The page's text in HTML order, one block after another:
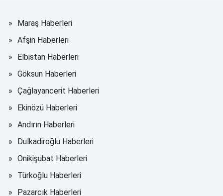
Maraş Haberleri
Afşin Haberleri
Elbistan Haberleri
Göksun Haberleri
Çağlayancerit Haberleri
Ekinözü Haberleri
Andırın Haberleri
Dulkadiroğlu Haberleri
Onikişubat Haberleri
Türkoğlu Haberleri
Pazarcık Haberleri